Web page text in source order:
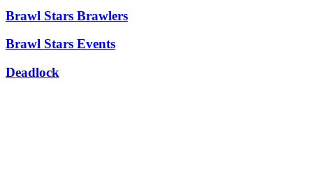
Brawl Stars Brawlers
Brawl Stars Events
Deadlock